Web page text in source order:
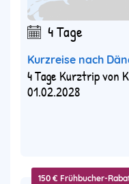
4 Tage
Kurzreise nach
4 Tage Kurztrip von
01.02.2028
150 € Frühbucher-